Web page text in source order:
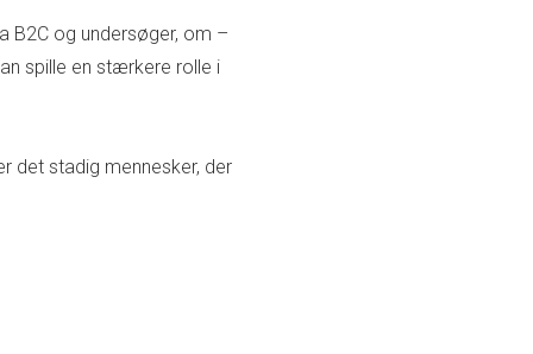
B2C og undersøger, om –
spille en stærkere rolle i
det stadig mennesker, der